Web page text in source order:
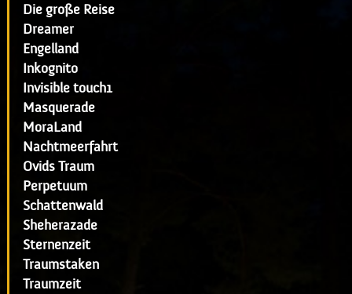
Die große Reise
Dreamer
Engelland
Inkognito
Invisible touch1
Masquerade
MoraLand
Nachtmeerfahrt
Ovids Traum
Perpetuum
Schattenwald
Sheherazade
Sternenzeit
Traumstaken
Traumzeit